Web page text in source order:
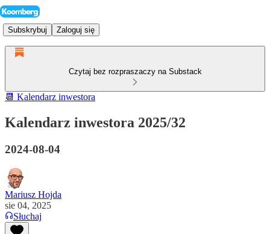
Subskrybuj Zaloguj się
Czytaj bez rozpraszaczy na Substack
📆 Kalendarz inwestora
Kalendarz inwestora 2025/32
2024-08-04
Mariusz Hojda
sie 04, 2025
Słuchaj